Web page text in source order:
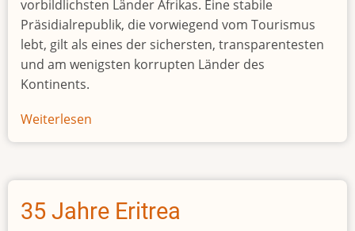
vorbildlichsten Länder Afrikas. Eine stabile
Präsidialrepublik, die vorwiegend vom Tourismus
lebt, gilt als eines der sichersten, transparentesten
und am wenigsten korrupten Länder des
Kontinents.
Weiterlesen
Seychellen
ein
Leuchtturm
für
35 Jahre Eritrea